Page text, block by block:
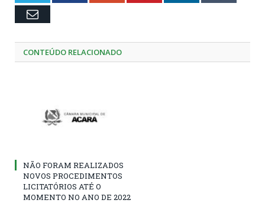
Email
CONTEÚDO RELACIONADO
NÃO FORAM REALIZADOS
NOVOS PROCEDIMENTOS
LICITATÓRIOS ATÉ O
MOMENTO NO ANO DE 2022